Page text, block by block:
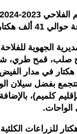
من الحبوب.
الجهوية
صلب، قمح طري،
تبلغ 40 ألف هكتار في
بفضل سيلان
تم برمجة 500 هكتار للزراعات